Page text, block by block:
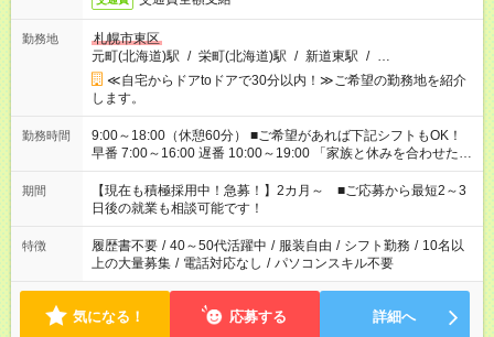
勤務地
札幌市東区
元町(北海道)駅 / 栄町(北海道)駅 / 新道東駅 / …
≪自宅からドアtoドアで30分以内！≫ご希望の勤務地を紹介
します。
勤務時間
9:00～18:00（休憩60分） ■ご希望があれば下記シフトもOK！
早番 7:00～16:00 遅番 10:00～19:00 「家族と休みを合わせた
い」 「余裕を持って夕飯の準備がしたい」 「できれば残業はし
たくない」 など、ご希望を教えてくださいね。 ※Wワーク希望
の方へ 今ご覧のお仕事で希望する勤務時間と、もう1つのお仕事
の勤務時間。 合計で週40時間を超える場合は応募できません。
期間
【現在も積極採用中！急募！】2カ月～ ■ご応募から最短2～3
日後の就業も相談可能です！
特徴 履歴書不要 / 40～50代活躍中 / 服装自由 / シフト勤務 / 10名以
上の大量募集 / 電話対応なし / パソコンスキル不要
気になる！ 応募する 詳細へ